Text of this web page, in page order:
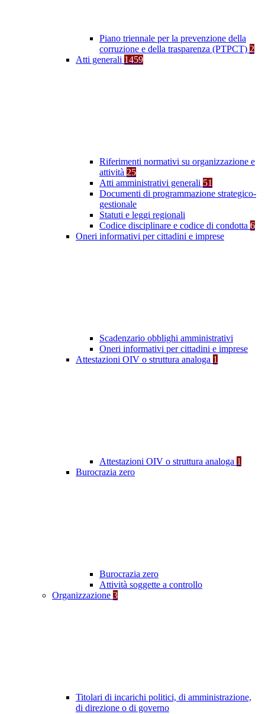
Piano triennale per la prevenzione della
corruzione e della trasparenza (PTPCT) 2
Atti generali 1459
Riferimenti normativi su organizzazione e
attività 25
Atti amministrativi generali 51
Documenti di programmazione strategico-
gestionale
Statuti e leggi regionali
Codice disciplinare e codice di condotta 6
Oneri informativi per cittadini e imprese
Scadenzario obblighi amministrativi
Oneri informativi per cittadini e imprese
Attestazioni OIV o struttura analoga 1
Attestazioni OIV o struttura analoga 1
Burocrazia zero
Burocrazia zero
Attività soggette a controllo
Organizzazione 3
Titolari di incarichi politici, di amministrazione,
di direzione o di governo